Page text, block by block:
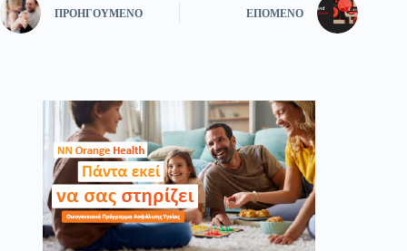
ΠΡΟΗΓΟΎΜΕΝΟ ΕΠΌΜΕΝΟ